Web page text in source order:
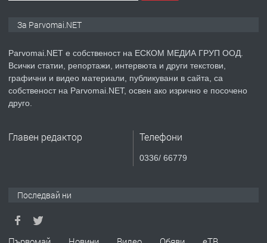
преди 1 година
ПРЕДЛАГА Уроци по Математика
За Parvomai.NET
Parvomai.NET е собственост на ЕСКОМ МЕДИА ГРУП ООД.
Всички статии, репортажи, интервюта и други текстови,
графични и видео материали, публикувани в сайта, са
собственост на Parvomai.NET, освен ако изрично е посочено
друго.
Главен редактор Телефони
0336/ 66779
Последвай ни